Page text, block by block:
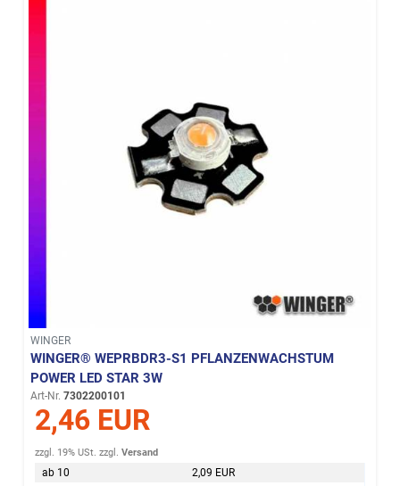
WINGER
WINGER® WEPRBDR3-S1 PFLANZENWACHSTUM
POWER LED STAR 3W
Art-Nr. 7302200101
2,46 EUR
zzgl. 19% USt. zzgl.Versand
ab 10
2,09 EUR